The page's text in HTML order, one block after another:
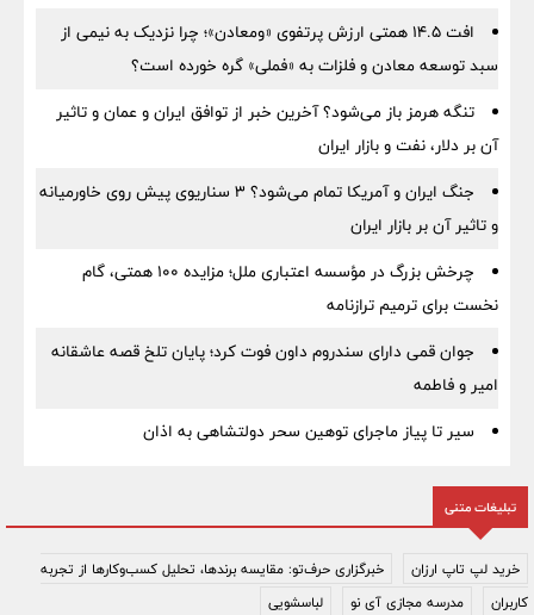
افت ۱۴.۵ همتی ارزش پرتفوی «ومعادن»؛ چرا نزدیک به نیمی از
سبد توسعه معادن و فلزات به «فملی» گره خورده است؟
تنگه هرمز باز می‌شود؟ آخرین خبر از توافق ایران و عمان و تاثیر
آن بر دلار، نفت و بازار ایران
جنگ ایران و آمریکا تمام می‌شود؟ ۳ سناریوی پیش روی خاورمیانه
و تاثیر آن بر بازار ایران
چرخش بزرگ در مؤسسه اعتباری ملل؛ مزایده ۱۰۰ همتی، گام
نخست برای ترمیم ترازنامه
جوان قمی دارای سندروم داون فوت کرد؛ پایان تلخ قصه عاشقانه
امیر و فاطمه
سیر تا پیاز ماجرای توهین سحر دولتشاهی به اذان
تبلیغات متنی
خرید لپ تاپ ارزان
خبرگزاری حرف‌تو: مقایسه برندها، تحلیل کسب‌وکارها از تجربه
کاربران
مدرسه مجازی آی نو لباسشویی